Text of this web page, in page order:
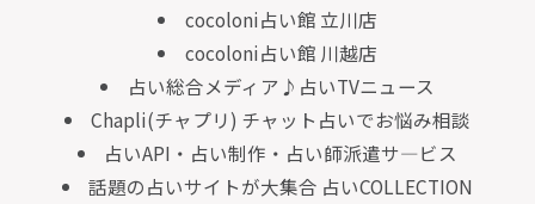
cocoloni占い館 立川店
cocoloni占い館 川越店
占い総合メディア♪占いTVニュース
Chapli(チャプリ) チャット占いでお悩み相談
占いAPI・占い制作・占い師派遣サ―ビス
話題の占いサイトが大集合 占いCOLLECTION